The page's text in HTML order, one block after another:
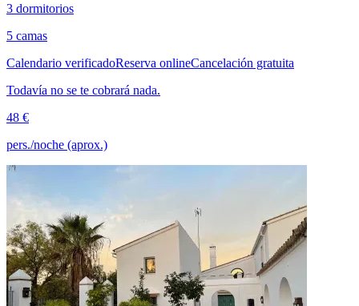
3 dormitorios
5 camas
Calendario verificadoReserva onlineCancelación gratuita
Todavía no se te cobrará nada.
48 €
pers./noche (aprox.)